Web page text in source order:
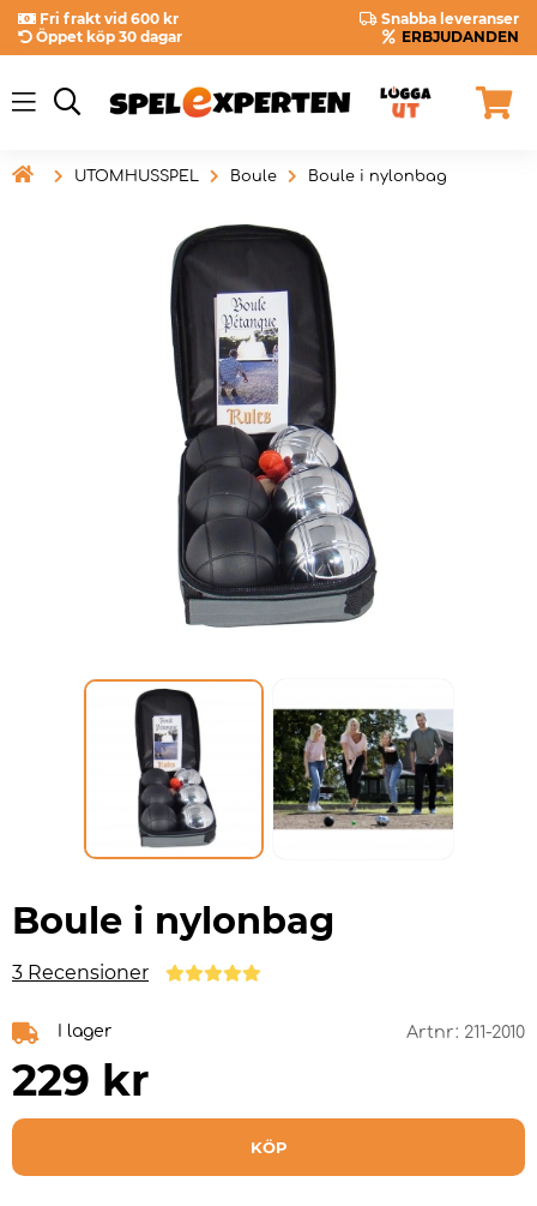
Fri frakt vid 600 kr
Snabba leveranser
Öppet köp 30 dagar
ERBJUDANDEN
 UTOMHUSSPEL Boule Boule i nylonbag
Boule i nylonbag
3 Recensioner
I lager Artnr: 211-2010
229 kr
KÖP